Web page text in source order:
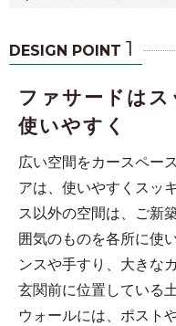
DESIGN POINT 1
ファサードは
使いやすく
広い空間をカースペー
アは、使いやすくスッ
ス以外の空間は、ご新
囲気のものを各所に使
ンスや手すり、大きな
玄関前に位置している
ウォールには、ポスト